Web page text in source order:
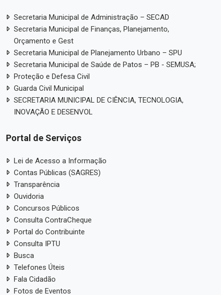
Secretaria Municipal de Administração – SECAD
Secretaria Municipal de Finanças, Planejamento,
Orçamento e Gest
Secretaria Municipal de Planejamento Urbano – SPU
Secretaria Municipal de Saúde de Patos – PB - SEMUSA;
Proteção e Defesa Civil
Guarda Civil Municipal
SECRETARIA MUNICIPAL DE CIÊNCIA, TECNOLOGIA,
INOVAÇÃO E DESENVOL
Portal de Serviços
Lei de Acesso a Informação
Contas Públicas (SAGRES)
Transparência
Ouvidoria
Concursos Públicos
Consulta ContraCheque
Portal do Contribuinte
Consulta IPTU
Busca
Telefones Úteis
Fala Cidadão
Fotos de Eventos